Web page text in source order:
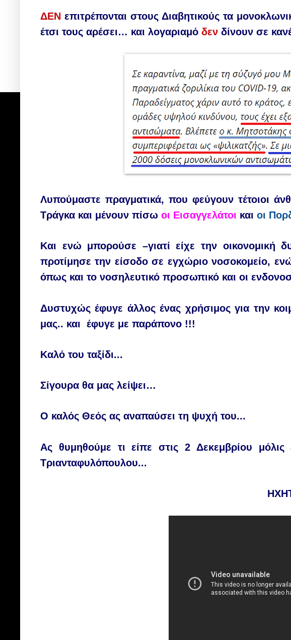
ΔΕΝ επιτρέπονται στους Διαβητικούς τα
έτσι τους αρέσει… και λογαριαμό δεν δίνουν σε
Λυπούμαστε πραγματικά, που φεύγουν τέτοιοι
Τράγκα και μένουν πίσω οι Εισαγγελάτοι και οι
Και ενώ μπορούσε –γιατί είχε την οικονομική
προτίμησε την είσοδο σε εγχώριο νοσοκομείο,
όπως και το νοσηλευτικό προσωπικό και οι
Δυστυχώς έφυγε άλλος ένας χρήσιμος για την
μας.. και έφυγε με παράπονο !!!
Καλό του ταξίδι...
Σίγουρα θα μας λείψει…
Ο καλός Θεός ας αναπαύσει τη ψυχή του...
Ας θυμηθούμε τι είπε στις 2 Δεκεμβρίου
Τριανταφυλόπουλου...